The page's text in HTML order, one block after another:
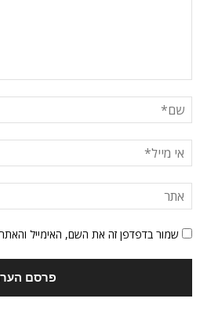
שמור בדפדפן זה את השם, האימייל